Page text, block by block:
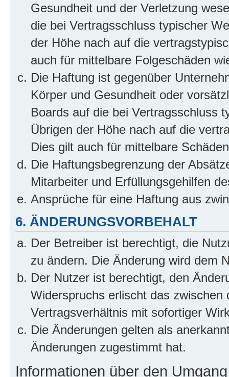
Gesundheit und der Verletzung
die bei Vertragsschluss typischer
der Höhe nach auf die
auch für mittelbare Folgeschäden
Die Haftung ist gegenüber
Körper und Gesundheit oder
Boards auf die bei Vertragsschluss
Übrigen der Höhe nach auf die
Dies gilt auch für mittelbare
Die Haftungsbegrenzung der
Mitarbeiter und Erfüllungsgehilfen
Ansprüche für eine Haftung aus
6. ÄNDERUNGSVORBEHALT
Der Betreiber ist berechtigt, die
zu ändern. Die Änderung wird dem
Der Nutzer ist berechtigt, den
Widerspruchs erlischt das
Vertragsverhältnis mit sofortiger
Die Änderungen gelten als
Änderungen zugestimmt hat.
Informationen über den